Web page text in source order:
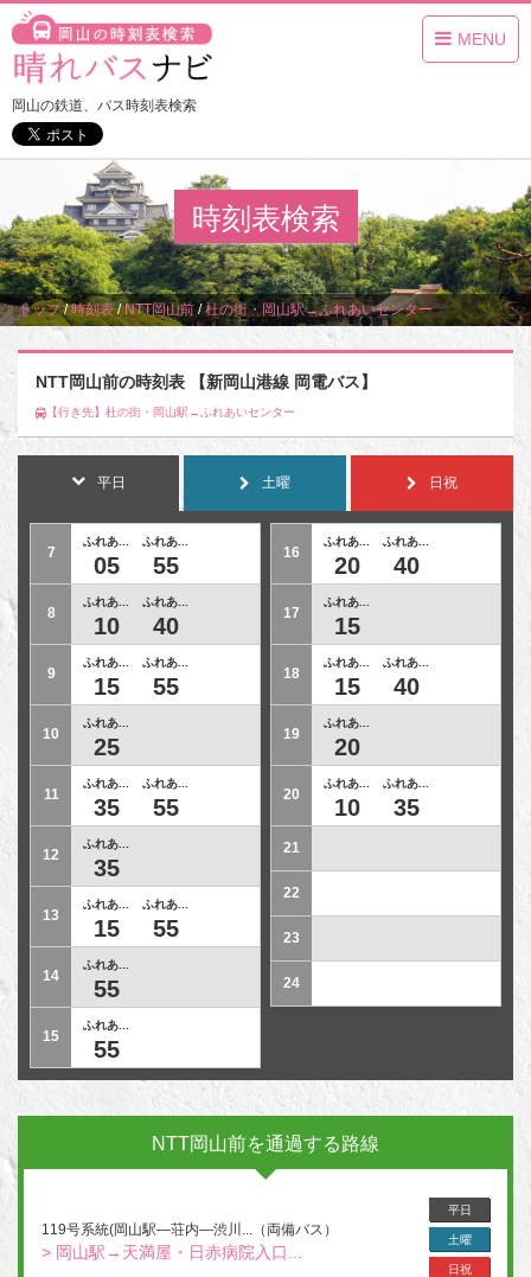
MENU
岡山の鉄道、バス時刻表検索
時刻表検索
トップ/時刻表/NTT岡山前 /杜の街・岡山駅→ふれあいセンター
NTT岡山前の時刻表 【新岡山港線 岡電バス】
【行き先】杜の街・岡山駅→ふれあいセンター
平日 土曜 日祝
7
ふれあ...
05
ふれあ...
55
8
ふれあ...
10
ふれあ...
40
9
ふれあ...
15
ふれあ...
55
10
ふれあ...
25
11
ふれあ...
35
ふれあ...
55
12
ふれあ...
35
13
ふれあ...
15
ふれあ...
55
14
ふれあ...
55
15
ふれあ...
55
16
ふれあ...
20
ふれあ...
40
17
ふれあ...
15
18
ふれあ...
15
ふれあ...
40
19
ふれあ...
20
20
ふれあ...
10
ふれあ...
35
21
22
23
24
NTT岡山前を通過する路線
119号系統(岡山駅―荘内―渋川...（両備バス）
> 岡山駅→天満屋・日赤病院入口...
平日
土曜
日祝